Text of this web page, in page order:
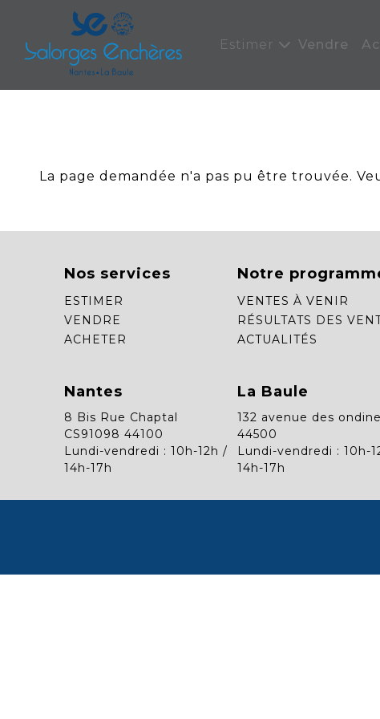
Estimer Vendre
La page demandée n'a pas pu être trouvée.
Nos services
ESTIMER
VENDRE
ACHETER
Notre
VENTES À VENIR
RÉSULTATS DES
ACTUALITÉS
Nantes
8 Bis Rue Chaptal
CS91098 44100
Lundi-vendredi : 10h-12h /
14h-17h
La Baule
132 avenue des
44500
Lundi-vendredi : 10h-
14h-17h
Panneau de gestion des cookies